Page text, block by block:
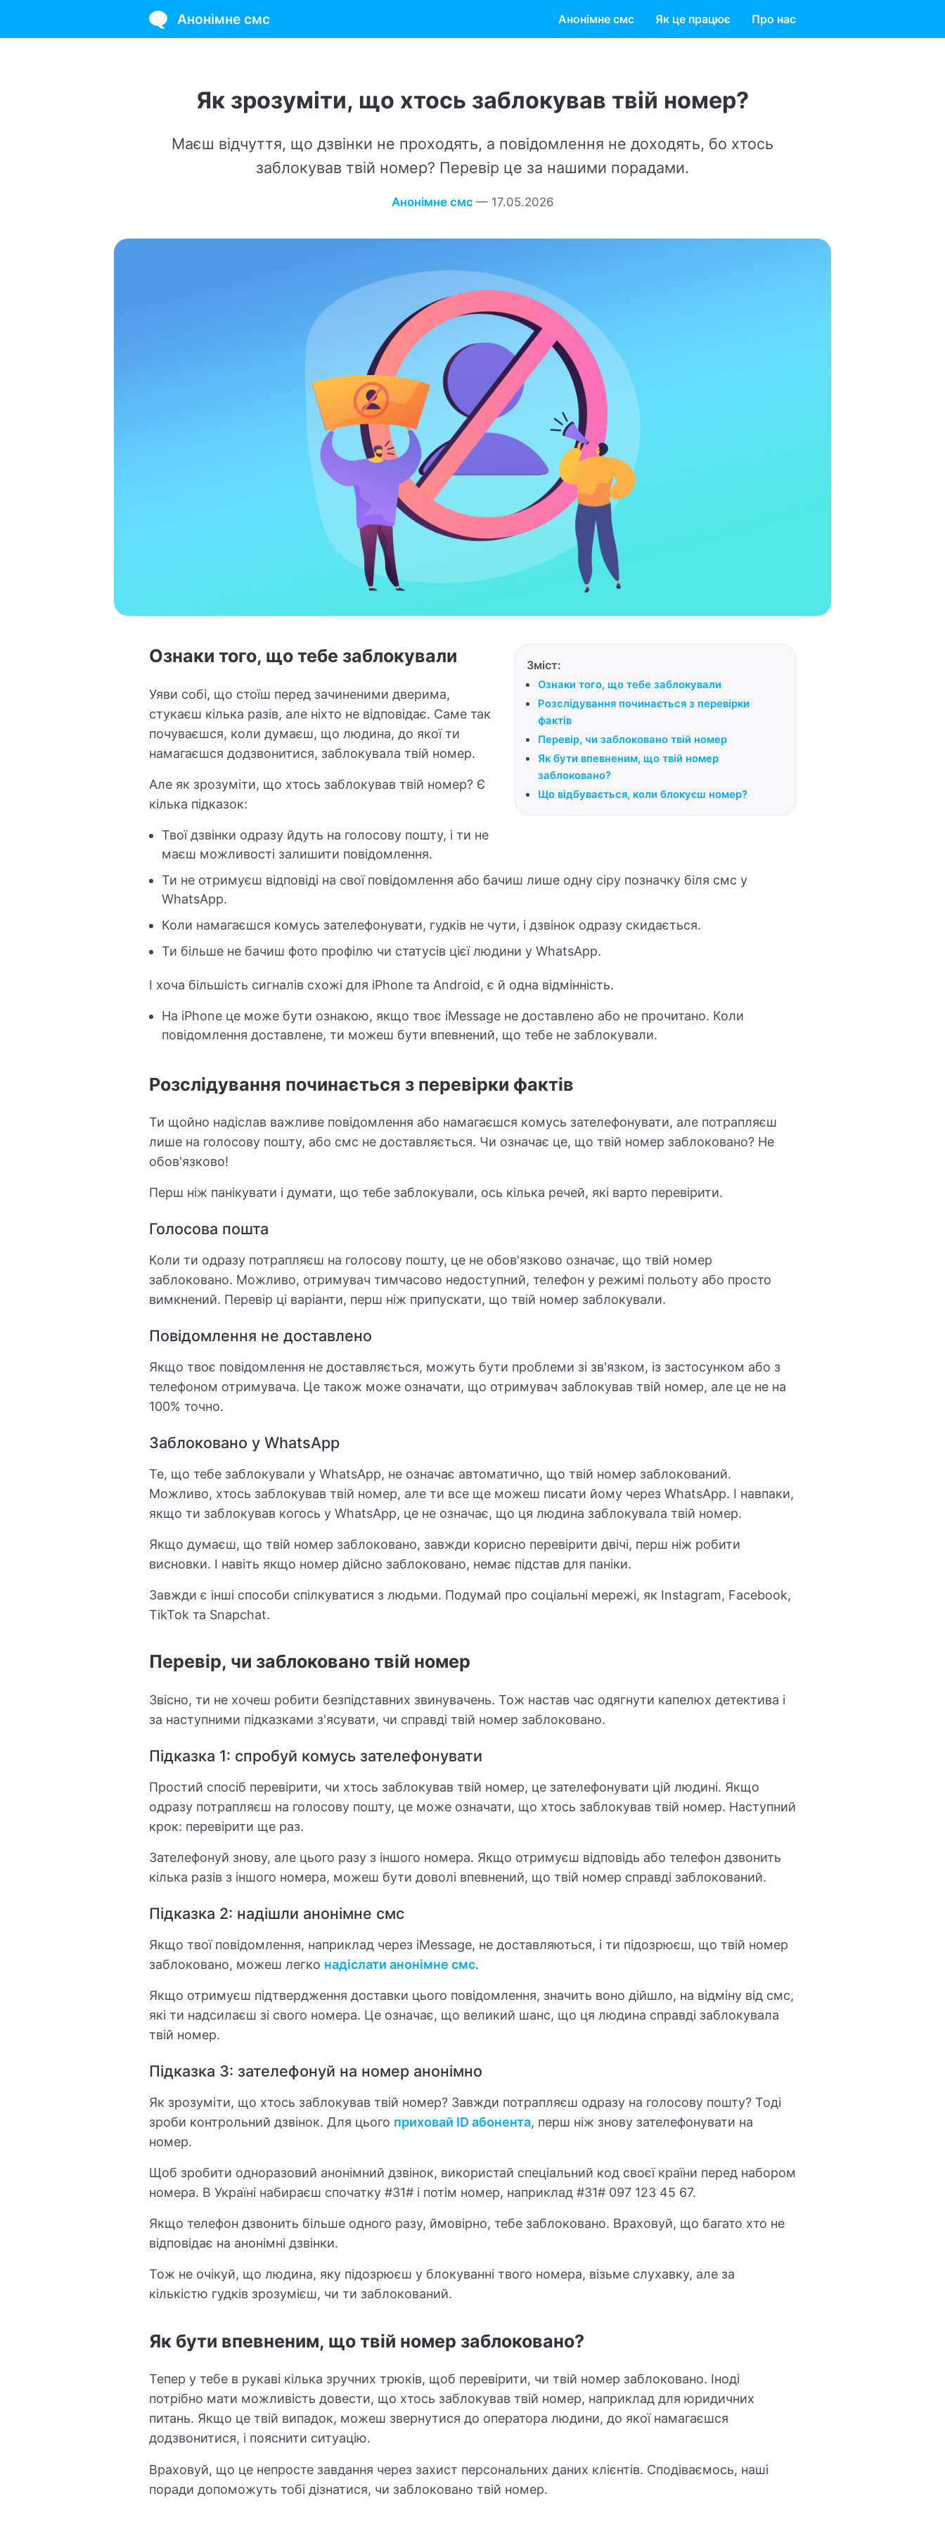
Анонімне смс Анонімне смс Як це працює Про нас
заблокував твій номер? Перевір це за нашими порадами.
Анонімне смс— 17.05.2026
Зміст:
Ознаки того, що тебе заблокували
Розслідування починається з перевірки
фактів
Перевір, чи заблоковано твій номер
Як бути впевненим, що твій номер
заблоковано?
Що відбувається, коли блокуєш номер?
Ознаки того, що тебе заблокували
Уяви собі, що стоїш перед зачиненими дверима,
стукаєш кілька разів, але ніхто не відповідає. Саме так
почуваєшся, коли думаєш, що людина, до якої ти
намагаєшся додзвонитися, заблокувала твій номер.
Але як зрозуміти, що хтось заблокував твій номер? Є
кілька підказок:
Твої дзвінки одразу йдуть на голосову пошту, і ти не
маєш можливості залишити повідомлення.
Ти не отримуєш відповіді на свої повідомлення або бачиш лише одну сіру позначку біля смс у
WhatsApp.
Коли намагаєшся комусь зателефонувати, гудків не чути, і дзвінок одразу скидається.
Ти більше не бачиш фото профілю чи статусів цієї людини у WhatsApp.
І хоча більшість сигналів схожі для iPhone та Android, є й одна відмінність.
На iPhone це може бути ознакою, якщо твоє iMessage не доставлено або не прочитано. Коли
повідомлення доставлене, ти можеш бути впевнений, що тебе не заблокували.
Розслідування починається з перевірки фактів
Ти щойно надіслав важливе повідомлення або намагаєшся комусь зателефонувати, але потрапляєш
лише на голосову пошту, або смс не доставляється. Чи означає це, що твій номер заблоковано? Не
обов'язково!
Перш ніж панікувати і думати, що тебе заблокували, ось кілька речей, які варто перевірити.
Голосова пошта
Коли ти одразу потрапляєш на голосову пошту, це не обов'язково означає, що твій номер
заблоковано. Можливо, отримувач тимчасово недоступний, телефон у режимі польоту або просто
вимкнений. Перевір ці варіанти, перш ніж припускати, що твій номер заблокували.
Повідомлення не доставлено
Якщо твоє повідомлення не доставляється, можуть бути проблеми зі зв'язком, із застосунком або з
телефоном отримувача. Це також може означати, що отримувач заблокував твій номер, але це не на
100% точно.
Заблоковано у WhatsApp
Те, що тебе заблокували у WhatsApp, не означає автоматично, що твій номер заблокований.
Можливо, хтось заблокував твій номер, але ти все ще можеш писати йому через WhatsApp. І навпаки,
якщо ти заблокував когось у WhatsApp, це не означає, що ця людина заблокувала твій номер.
Якщо думаєш, що твій номер заблоковано, завжди корисно перевірити двічі, перш ніж робити
висновки. І навіть якщо номер дійсно заблоковано, немає підстав для паніки.
Завжди є інші способи спілкуватися з людьми. Подумай про соціальні мережі, як Instagram, Facebook,
TikTok та Snapchat.
Перевір, чи заблоковано твій номер
Звісно, ти не хочеш робити безпідставних звинувачень. Тож настав час одягнути капелюх детектива і
за наступними підказками з'ясувати, чи справді твій номер заблоковано.
Підказка 1: спробуй комусь зателефонувати
Простий спосіб перевірити, чи хтось заблокував твій номер, це зателефонувати цій людині. Якщо
одразу потрапляєш на голосову пошту, це може означати, що хтось заблокував твій номер. Наступний
крок: перевірити ще раз.
Зателефонуй знову, але цього разу з іншого номера. Якщо отримуєш відповідь або телефон дзвонить
кілька разів з іншого номера, можеш бути доволі впевнений, що твій номер справді заблокований.
Підказка 2: надішли анонімне смс
Якщо твої повідомлення, наприклад через iMessage, не доставляються, і ти підозрюєш, що твій номер
заблоковано, можеш легко надіслати анонімне смс.
Якщо отримуєш підтвердження доставки цього повідомлення, значить воно дійшло, на відміну від смс,
які ти надсилаєш зі свого номера. Це означає, що великий шанс, що ця людина справді заблокувала
твій номер.
Підказка 3: зателефонуй на номер анонімно
Як зрозуміти, що хтось заблокував твій номер? Завжди потрапляєш одразу на голосову пошту? Тоді
зроби контрольний дзвінок. Для цього приховай ID абонента, перш ніж знову зателефонувати на
номер.
Щоб зробити одноразовий анонімний дзвінок, використай спеціальний код своєї країни перед набором
номера. В Україні набираєш спочатку #31# і потім номер, наприклад #31# 097 123 45 67.
Якщо телефон дзвонить більше одного разу, ймовірно, тебе заблоковано. Враховуй, що багато хто не
відповідає на анонімні дзвінки.
Тож не очікуй, що людина, яку підозрюєш у блокуванні твого номера, візьме слухавку, але за
кількістю гудків зрозумієш, чи ти заблокований.
Як бути впевненим, що твій номер заблоковано?
Тепер у тебе в рукаві кілька зручних трюків, щоб перевірити, чи твій номер заблоковано. Іноді
потрібно мати можливість довести, що хтось заблокував твій номер, наприклад для юридичних
питань. Якщо це твій випадок, можеш звернутися до оператора людини, до якої намагаєшся
додзвонитися, і пояснити ситуацію.
Враховуй, що це непросте завдання через захист персональних даних клієнтів. Сподіваємось, наші
поради допоможуть тобі дізнатися, чи заблоковано твій номер.